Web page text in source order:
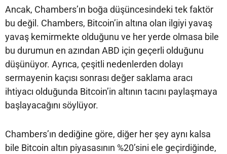
Ancak, Chambers’ın boğa düşüncesindeki tek faktör
bu değil. Chambers, Bitcoin’in altına olan ilgiyi yavaş
yavaş kemirmekte olduğunu ve her yerde olmasa bile
bu durumun en azından ABD için geçerli olduğunu
düşünüyor. Ayrıca, çeşitli nedenlerden dolayı
sermayenin kaçısı sonrası değer saklama aracı
ihtiyacı olduğunda Bitcoin’in altının tacını paylaşmaya
başlayacağını söylüyor.
Chambers’ın dediğine göre, diğer her şey aynı kalsa
bile Bitcoin altın piyasasının %20’sini ele geçirdiğinde,